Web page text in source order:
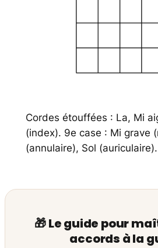
Cordes étouffées : La, Mi
(index). 9e case : Mi grave
(annulaire), Sol (auriculaire).
🎁 Le guide pour
accords à la